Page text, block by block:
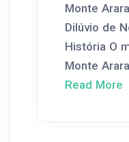
Monte
Dilúvio de
História O
Monte
Read More